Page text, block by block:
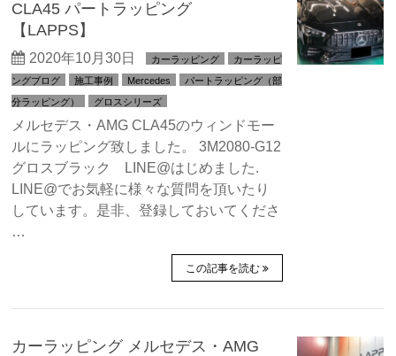
CLA45 パートラッピング
【LAPPS】
2020年10月30日 カーラッピング
カーラッピ
ングブログ
施工事例 Mercedes
パートラッピング（部
分ラッピング）
グロスシリーズ
メルセデス・AMG CLA45のウィンドモー
ルにラッピング致しました。 3M2080-G12
グロスブラック LINE@はじめました.
LINE@でお気軽に様々な質問を頂いたり
しています。是非、登録しておいてくださ
…
この記事を読む
カーラッピング メルセデス・AMG